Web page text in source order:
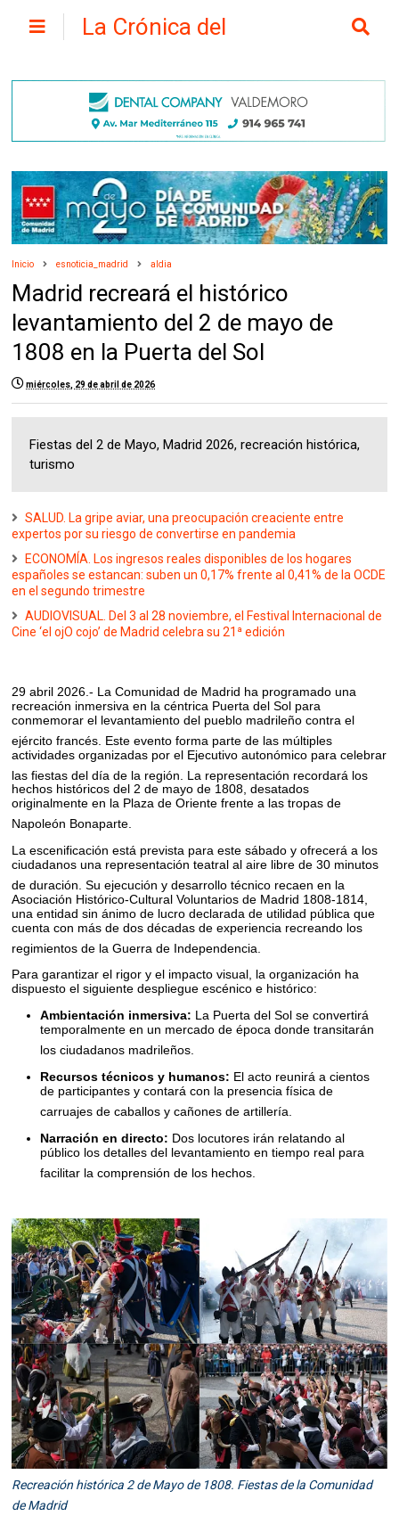
La Crónica del
Inicio esnoticia_madrid aldia
Madrid recreará el histórico
levantamiento del 2 de mayo de
1808 en la Puerta del Sol
miércoles, 29 de abril de 2026
Fiestas del 2 de Mayo, Madrid 2026, recreación histórica,
turismo
SALUD. La gripe aviar, una preocupación creaciente entre
expertos por su riesgo de convertirse en pandemia
ECONOMÍA. Los ingresos reales disponibles de los hogares
españoles se estancan: suben un 0,17% frente al 0,41% de la OCDE
en el segundo trimestre
AUDIOVISUAL. Del 3 al 28 noviembre, el Festival Internacional de
Cine ‘el ojO cojo’ de Madrid celebra su 21ª edición
29 abril 2026.- La Comunidad de Madrid ha programado una
recreación inmersiva en la céntrica Puerta del Sol para
conmemorar el levantamiento del pueblo madrileño contra el
ejército francés Este evento forma parte de las múltiples
actividades organizadas por el Ejecutivo autonómico para celebrar
las fiestas del día de la región
La representación recordará los
hechos históricos del 2 de mayo de 1808, desatados
originalmente en la Plaza de Oriente frente a las tropas de
Napoleón Bonaparte
La escenificación está prevista para este sábado y ofrecerá a los
ciudadanos una representación teatral al aire libre de 30 minutos
de duración .Su ejecución y desarrollo técnico recaen en la
Asociación Histórico-Cultural Voluntarios de Madrid 1808-1814,
una entidad sin ánimo de lucro declarada de utilidad pública que
cuenta con más de dos décadas de experiencia recreando los
regimientos de la Guerra de Independencia
Para garantizar el rigor y el impacto visual, la organización ha
dispuesto el siguiente despliegue escénico e histórico:
Ambientación inmersiva: La Puerta del Sol se convertirá
temporalmente en un mercado de época donde transitarán
los ciudadanos madrileños
Recursos técnicos y humanos: El acto reunirá a cientos
de participantes y contará con la presencia física de
carruajes de caballos y cañones de artillería
Narración en directo: Dos locutores irán relatando al
público los detalles del levantamiento en tiempo real para
facilitar la comprensión de los hechos
Recreación histórica 2 de Mayo de 1808. Fiestas de la Comunidad
de Madrid